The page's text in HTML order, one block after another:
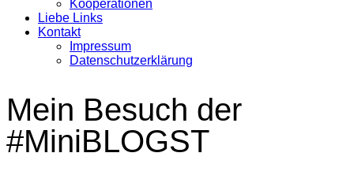
Kooperationen
Liebe Links
Kontakt
Impressum
Datenschutzerklärung
Mein Besuch der
#MiniBLOGST